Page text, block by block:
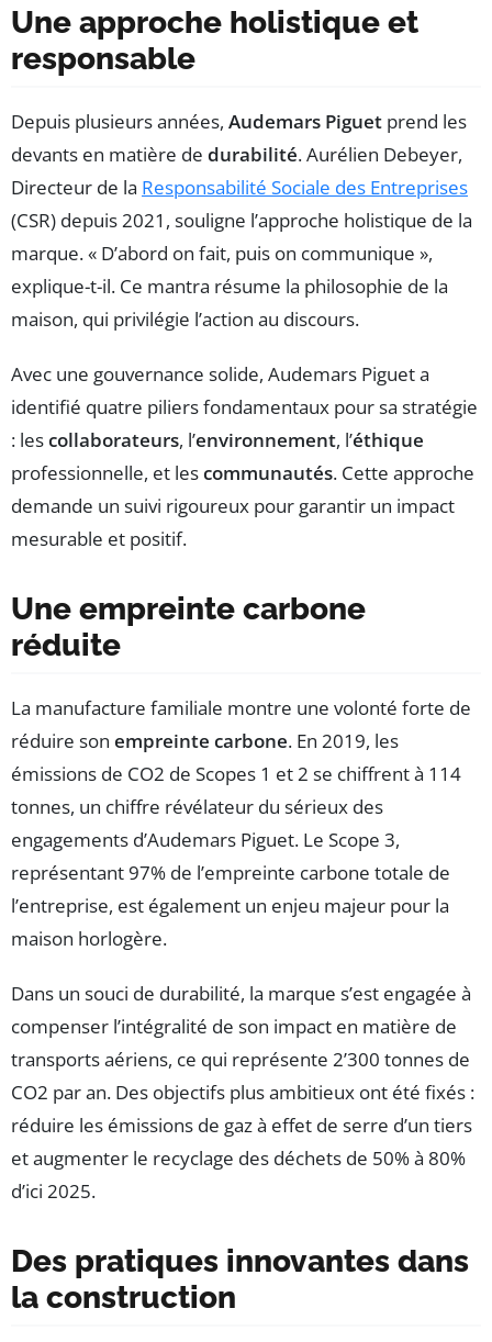
Une approche holistique et
responsable
Depuis plusieurs années, Audemars Piguet prend les
devants en matière de durabilité. Aurélien Debeyer,
Directeur de la Responsabilité Sociale des Entreprises
(CSR) depuis 2021, souligne l’approche holistique de la
marque. « D’abord on fait, puis on communique »,
explique-t-il. Ce mantra résume la philosophie de la
maison, qui privilégie l’action au discours.
Avec une gouvernance solide, Audemars Piguet a
identifié quatre piliers fondamentaux pour sa stratégie
: lescollaborateurs, l’environnement, l’éthique
professionnelle, et lescommunautés. Cette approche
demande un suivi rigoureux pour garantir un impact
mesurable et positif.
Une empreinte carbone
réduite
La manufacture familiale montre une volonté forte de
réduire son empreinte carbone. En 2019, les
émissions de CO2 de Scopes 1 et 2 se chiffrent à 114
tonnes, un chiffre révélateur du sérieux des
engagements d’Audemars Piguet. Le Scope 3,
représentant 97% de l’empreinte carbone totale de
l’entreprise, est également un enjeu majeur pour la
maison horlogère.
Dans un souci de durabilité, la marque s’est engagée à
compenser l’intégralité de son impact en matière de
transports aériens, ce qui représente 2’300 tonnes de
CO2 par an. Des objectifs plus ambitieux ont été fixés :
réduire les émissions de gaz à effet de serre d’un tiers
et augmenter le recyclage des déchets de 50% à 80%
d’ici 2025.
Des pratiques innovantes dans
la construction